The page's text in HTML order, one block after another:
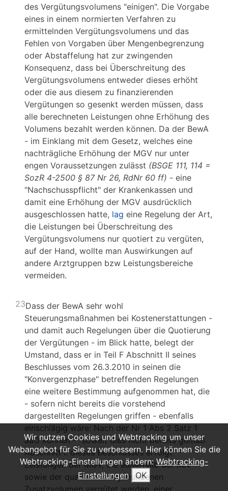
des Vergütungsvolumens "einigen". Die Vorgabe
eines in einem normierten Verfahren zu
ermittelnden Vergütungsvolumens und das
Fehlen von Vorgaben über Mengenbegrenzung
oder Abstaffelung hat zur zwingenden
Konsequenz, dass bei Überschreitung des
Vergütungsvolumens entweder dieses erhöht
oder die aus diesem zu finanzierenden
Vergütungen so gesenkt werden müssen, dass
alle berechneten Leistungen ohne Erhöhung des
Volumens bezahlt werden können. Da der BewA
- im Einklang mit dem Gesetz, welches eine
nachträgliche Erhöhung der MGV nur unter
engen Voraussetzungen zulässt (BSGE 111, 114 =
SozR 4-2500 § 87 Nr 26, RdNr 60 ff) - eine
"Nachschusspflicht" der Krankenkassen und
damit eine Erhöhung der MGV ausdrücklich
ausgeschlossen hatte, lag eine Regelung der Art,
die Leistungen bei Überschreitung des
Vergütungsvolumens nur quotiert zu vergüten,
auf der Hand, wollte man Auswirkungen auf
andere Arztgruppen bzw Leistungsbereiche
vermeiden.
23Dass der BewA sehr wohl
Steuerungsmaßnahmen bei Kostenerstattungen -
und damit auch Regelungen über die Quotierung
der Vergütungen - im Blick hatte, belegt der
Umstand, dass er in Teil F Abschnitt II seines
Beschlusses vom 26.3.2010 in seinen die
"Konvergenzphase" betreffenden Regelungen
eine weitere Bestimmung aufgenommen hat, die
- sofern nicht bereits die vorstehend
dargestellten Regelungen griffen - ebenfalls
einschlägig wäre: Nach der Nr 1 Abs 2 Satz 1
aaO können - "soweit dies nicht bereits gemäß
Abschnitt I. dieses Beschlusses erfolgt" -
Leistungen der MGV, die außerhalb der RLV
sowie der qualifikationsgebundenen
Zusatzvolumen vergütet werden, einer
Wir nutzen Cookies und Webtracking um unser
Webangebot für Sie zu verbessern. Hier können Sie die
Webtracking-Einstellungen ändern: Webtracking-
Einstellungen
OK